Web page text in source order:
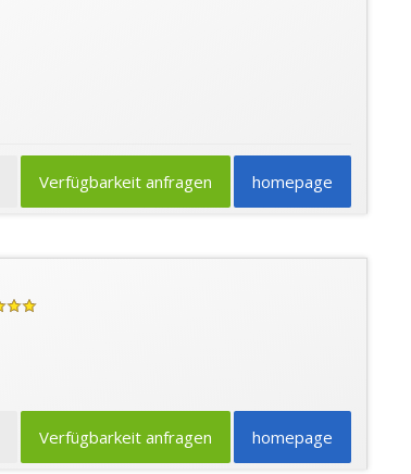
homepage
Verfügbarkeit anfragen
homepage
Verfügbarkeit anfragen